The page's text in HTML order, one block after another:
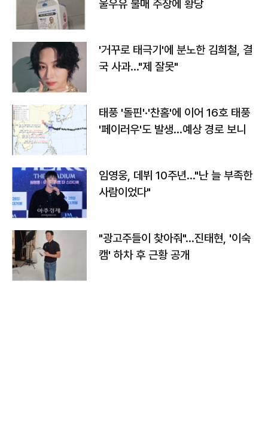
울우유 불매 주장에 황당
'거꾸로 태극기'에 분노한 김희철, 결
국 사과…"제 잘못"
태풍 '돌핀'·'찬홈'에 이어 16호 태풍
'페이러우'도 발생…예상 경로 보니
임영웅, 데뷔 10주년…"난 늘 부족한
사람이었다"
"광고주들이 찾아줘"…진태현, '이숙
캠' 하차 후 근황 공개